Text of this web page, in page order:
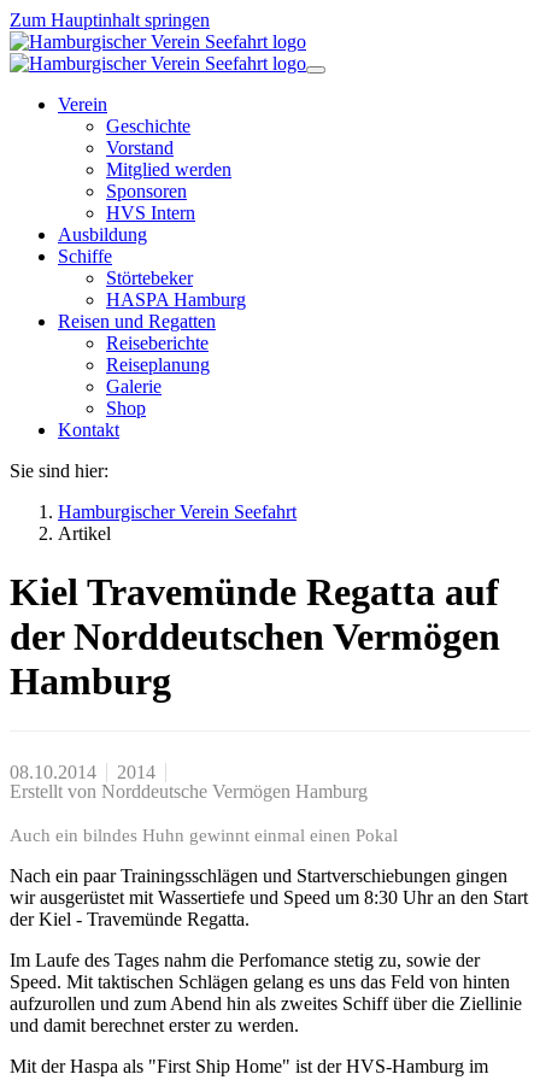
Zum Hauptinhalt springen
Verein
Geschichte
Vorstand
Mitglied werden
Sponsoren
HVS Intern
Ausbildung
Schiffe
Störtebeker
HASPA Hamburg
Reisen und Regatten
Reiseberichte
Reiseplanung
Galerie
Shop
Kontakt
Sie sind hier:
Hamburgischer Verein Seefahrt
Artikel
Kiel Travemünde Regatta auf
der Norddeutschen Vermögen
Hamburg
08.10.2014
2014
Erstellt von Norddeutsche Vermögen Hamburg
Auch ein bilndes Huhn gewinnt einmal einen Pokal
Nach ein paar Trainingsschlägen und Startverschiebungen gingen
wir ausgerüstet mit Wassertiefe und Speed um 8:30 Uhr an den Start
der Kiel - Travemünde Regatta.
Im Laufe des Tages nahm die Perfomance stetig zu, sowie der
Speed. Mit taktischen Schlägen gelang es uns das Feld von hinten
aufzurollen und zum Abend hin als zweites Schiff über die Ziellinie
und damit berechnet erster zu werden.
Mit der Haspa als "First Ship Home" ist der HVS-Hamburg im